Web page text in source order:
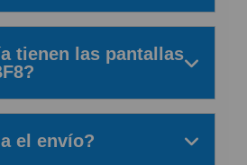
tienen las pantallas
el envío?